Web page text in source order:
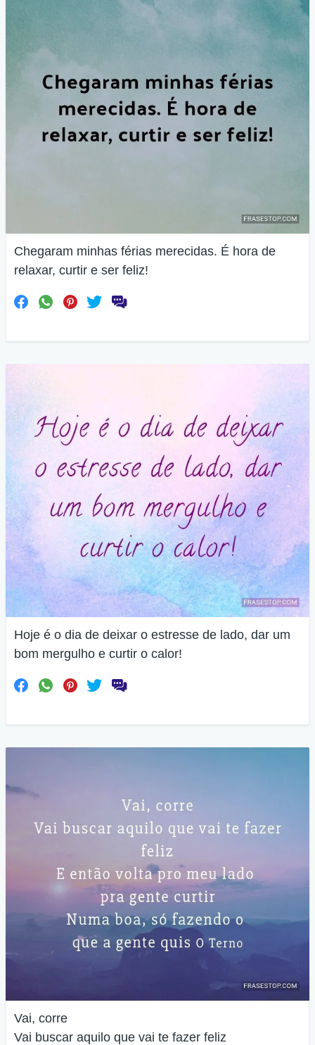
Chegaram minhas férias merecidas. É hora de
relaxar, curtir e ser feliz!
Hoje é o dia de deixar o estresse de lado, dar um
bom mergulho e curtir o calor!
Vai, corre
Vai buscar aquilo que vai te fazer feliz